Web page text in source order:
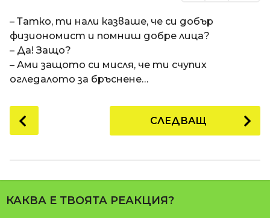
– Татко, ти нали казваше, че си добър
физиономист и помниш добре лица?
– Да! Защо?
– Ами защото си мисля, че ти счупих
огледалото за бръснене…
o
P
a
g
СЛЕДВАЩ
КАКВА Е ТВОЯТА РЕАКЦИЯ?